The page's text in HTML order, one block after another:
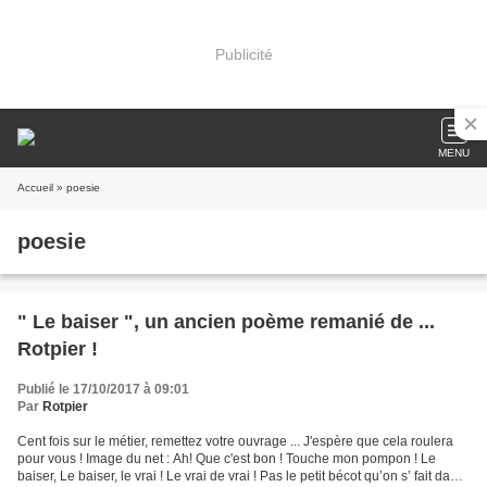
Publicité
MENU
Accueil » poesie
poesie
" Le baiser ", un ancien poème remanié de ...
Rotpier !
Publié le 17/10/2017 à 09:01
Par Rotpier
Cent fois sur le métier, remettez votre ouvrage ... J'espère que cela roulera
pour vous ! Image du net : Ah! Que c'est bon ! Touche mon pompon ! Le
baiser, Le baiser, le vrai ! Le vrai de vrai ! Pas le petit bécot qu’on s’ fait dans